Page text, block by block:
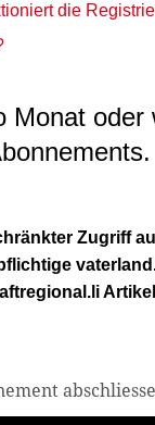
die
Monat oder
Zugriff
Artikel